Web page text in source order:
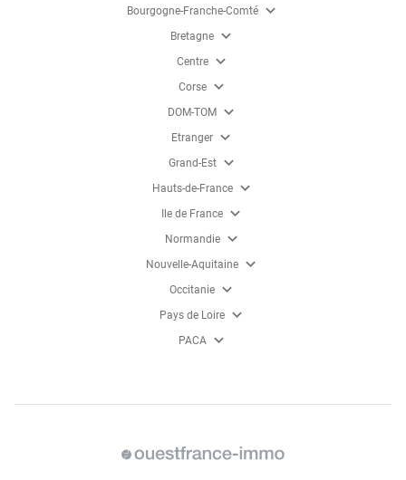
Bourgogne-Franche-Comté expand_more
Bretagne expand_more
Centre expand_more
Corse expand_more
DOM-TOM expand_more
Etranger expand_more
Grand-Est expand_more
Hauts-de-France expand_more
Ile de France expand_more
Normandie expand_more
Nouvelle-Aquitaine expand_more
Occitanie expand_more
Pays de Loire expand_more
PACA expand_more